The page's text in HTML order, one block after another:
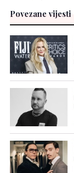
Povezane vijesti